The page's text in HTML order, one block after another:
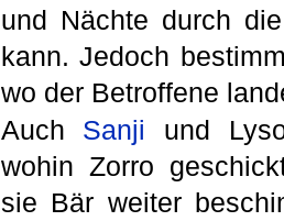
und Nächte durch
kann. Jedoch
wo der Betroffene
Auch Sanji und
wohin Zorro
sie Bär weiter